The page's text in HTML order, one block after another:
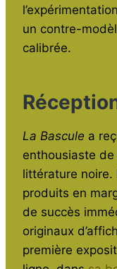
un contre-
calibrée.
La Bascule a
enthousiaste
littérature noire.
produits en
de succès
originaux
première